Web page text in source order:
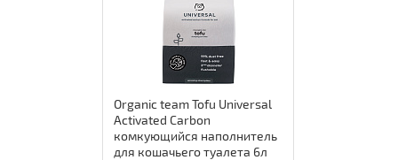
Organic team Tofu Universal
Activated Carbon
комкующийся наполнитель
для кошачьего туалета 6л